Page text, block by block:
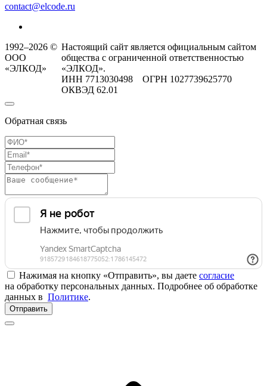
contact@elcode.ru
1992–2026 ©
ООО
«ЭЛКОД»
Настоящий сайт является официальным сайтом
общества с ограниченной ответственностью
«ЭЛКОД».
ИНН 7713030498 ОГРН 1027739625770
ОКВЭД 62.01
Обратная связь
Нажимая на кнопку «Отправить», вы даете согласие
на обработку персональных данных. Подробнее об обработке
данных в Политике.
Отправить